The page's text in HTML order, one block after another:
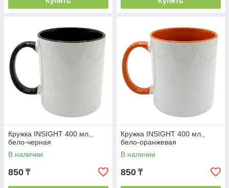
Кружка INSIGHT 400 мл.,
бело-черная
В наличии
850 ₸
Кружка INSIGHT 400 мл.,
бело-оранжевая
В наличии
850 ₸